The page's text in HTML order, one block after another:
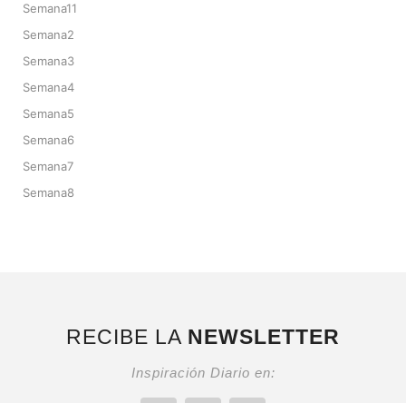
Semana11
Semana2
Semana3
Semana4
Semana5
Semana6
Semana7
Semana8
RECIBE LA NEWSLETTER
Inspiración Diario en: